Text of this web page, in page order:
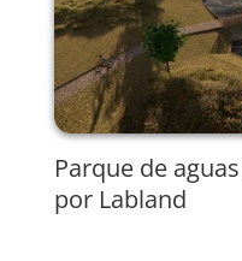
Parque de
por Labland